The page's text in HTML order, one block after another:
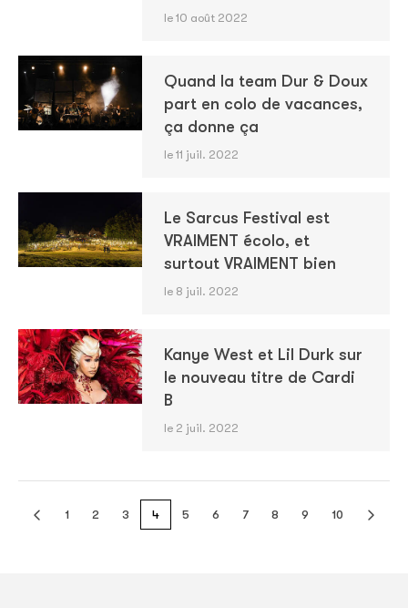
le 10 août 2022
Quand la team Dur & Doux
part en colo de vacances,
ça donne ça
le 11 juil. 2022
Le Sarcus Festival est
VRAIMENT écolo, et
surtout VRAIMENT bien
le 8 juil. 2022
Kanye West et Lil Durk sur
le nouveau titre de Cardi
B
le 2 juil. 2022
1 2 3 4 5 6 7 8 9 10